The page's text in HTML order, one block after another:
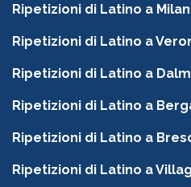
Ripetizioni di Latino a
Ripetizioni di Latino a
Ripetizioni di Latino a
Ripetizioni di Latino a
Ripetizioni di Latino a
Ripetizioni di Latino a